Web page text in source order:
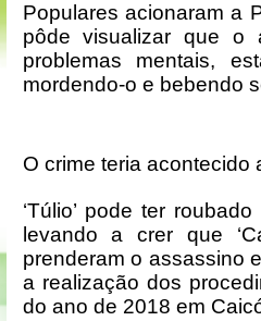
Populares acionaram a
pôde visualizar que o
problemas mentais,
mordendo-o e bebendo
O crime teria acontecido
‘Túlio’ pode ter
levando a crer que
prenderam o assassino
a realização dos
do ano de 2018 em